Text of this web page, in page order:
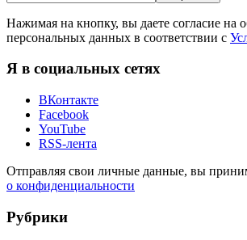
Нажимая на кнопку, вы даете согласие на
персональных данных в соответствии с
Я в социальных сетях
ВКонтакте
Facebook
YouTube
RSS-лента
Отправляя свои личные данные, вы
о конфиденциальности
Рубрики